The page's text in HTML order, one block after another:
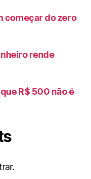
começar do zero
rende
R$ 500 não é